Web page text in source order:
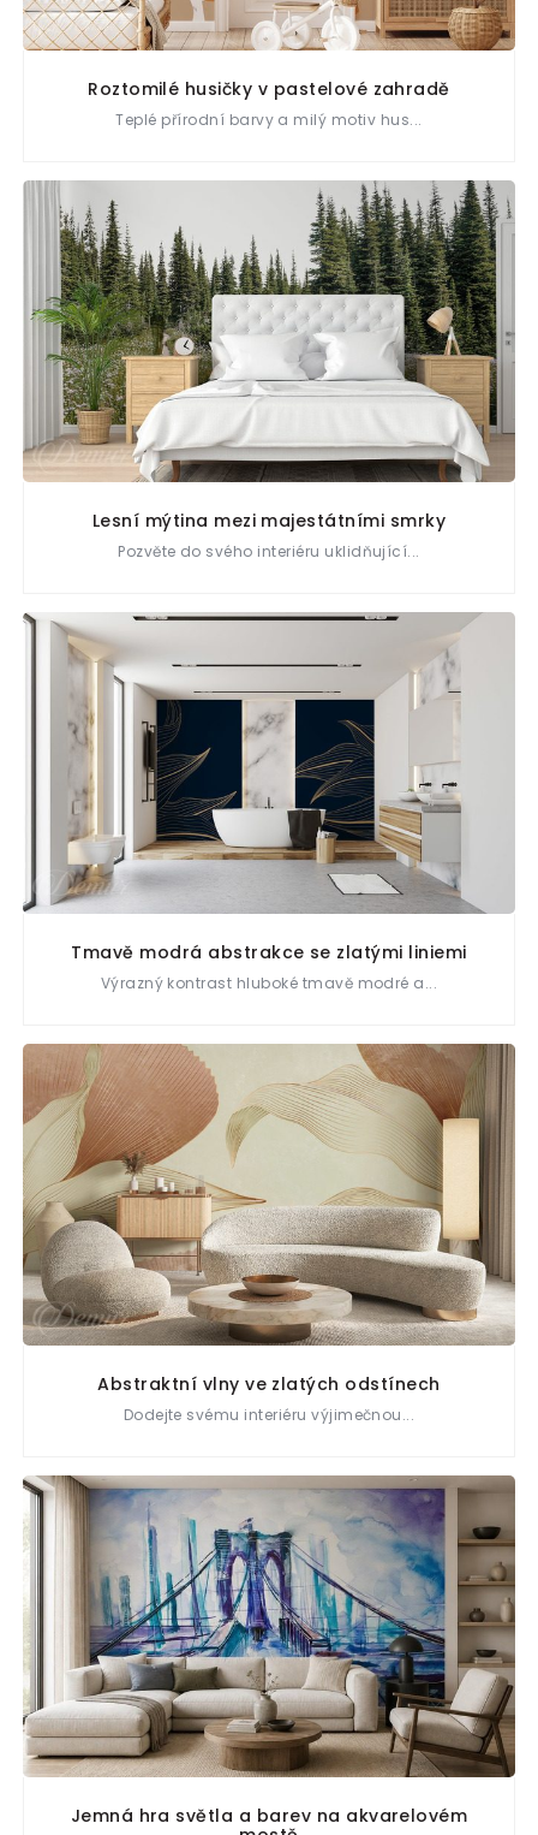
Roztomilé husičky v pastelové zahradě
Teplé přírodní barvy a milý motiv hus...
Lesní mýtina mezi majestátními smrky
Pozvěte do svého interiéru uklidňující...
Tmavě modrá abstrakce se zlatými liniemi
Výrazný kontrast hluboké tmavě modré a...
Abstraktní vlny ve zlatých odstínech
Dodejte svému interiéru výjimečnou...
Jemná hra světla a barev na akvarelovém